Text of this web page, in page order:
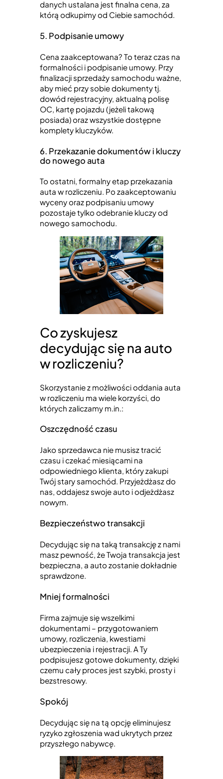
danych ustalana jest finalna cena, za
którą odkupimy od Ciebie samochód.
5. Podpisanie umowy
Cena zaakceptowana? To teraz czas na
formalności i podpisanie umowy. Przy
finalizacji sprzedaży samochodu ważne,
aby mieć przy sobie dokumenty tj.
dowód rejestracyjny, aktualną polisę
OC, kartę pojazdu (jeżeli takową
posiada) oraz wszystkie dostępne
komplety kluczyków.
6. Przekazanie dokumentów i kluczy
do nowego auta
To ostatni, formalny etap przekazania
auta w rozliczeniu. Po zaakceptowaniu
wyceny oraz podpisaniu umowy
pozostaje tylko odebranie kluczy od
nowego samochodu.
Co zyskujesz
decydując się na auto
w rozliczeniu?
Skorzystanie z możliwości oddania auta
w rozliczeniu ma wiele korzyści, do
których zaliczamy m.in.:
Oszczędność czasu
Jako sprzedawca nie musisz tracić
czasu i czekać miesiącami na
odpowiedniego klienta, który zakupi
Twój stary samochód. Przyjeżdżasz do
nas, oddajesz swoje auto i odjeżdżasz
nowym.
Bezpieczeństwo transakcji
Decydując się na taką transakcję z nami
masz pewność, że Twoja transakcja jest
bezpieczna, a auto zostanie dokładnie
sprawdzone.
Mniej formalności
Firma zajmuje się wszelkimi
dokumentami – przygotowaniem
umowy, rozliczenia, kwestiami
ubezpieczenia i rejestracji. A Ty
podpisujesz gotowe dokumenty, dzięki
czemu cały proces jest szybki, prosty i
bezstresowy.
Spokój
Decydując się na tą opcję eliminujesz
ryzyko zgłoszenia wad ukrytych przez
przyszłego nabywcę.